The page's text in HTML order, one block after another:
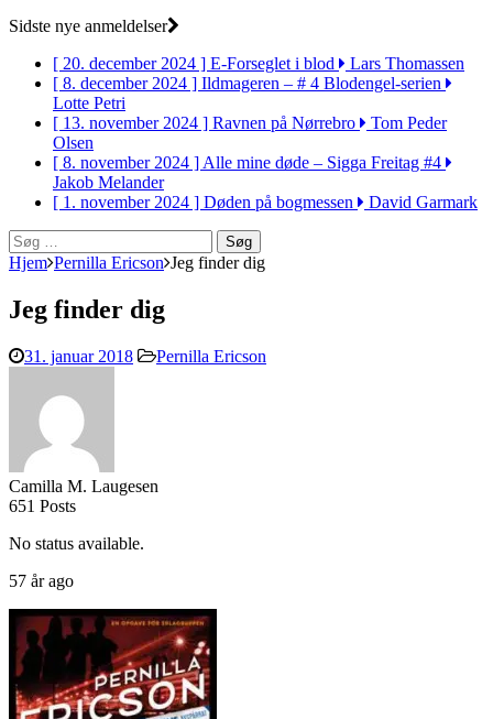
Sidste nye anmeldelser
[ 20. december 2024 ] E-Forseglet i blod
Lars Thomassen
[ 8. december 2024 ] Ildmageren – # 4 Blodengel-serien
Lotte Petri
[ 13. november 2024 ] Ravnen på Nørrebro
Tom Peder
Olsen
[ 8. november 2024 ]Alle mine døde – Sigga Freitag #4
Jakob Melander
[ 1. november 2024 ] Døden på bogmessen
David Garmark
Søg
efter:
Hjem Pernilla Ericson Jeg finder dig
Jeg finder dig
31. januar 2018 Pernilla Ericson
Camilla M. Laugesen
651 Posts
No status available.
57 år ago